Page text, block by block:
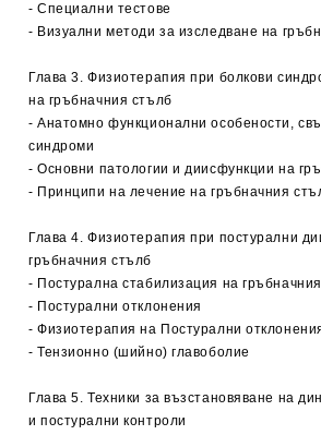
- Специални тестове
- Визуални методи за изследване на
Глава 3. Физиотерапия при болкови
на гръбначния стълб
- Анатомно функционални особености,
синдроми
- Основни патологии и диисфункции на
- Принципи на лечение на гръбначния
Глава 4. Физиотерапия при постурални
гръбначния стълб
- Постурална стабилизация на
- Постурални отклонения
- Физиотерапия на Постурални
- Тензионно (шийно) главоболие
Глава 5. Техники за възстановяване на
и постурални контроли